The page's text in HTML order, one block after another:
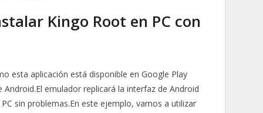
Kingo Root en PC con
esta aplicación está disponible en Google Play
emulador replicará la interfaz de Android
sin problemas.En este ejemplo, vamos a utilizar